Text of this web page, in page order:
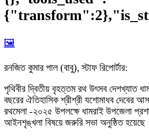
🖼️
রনজিত কুমার পাল (বাবু), স্টাফ রিপোর্টার:
পৃথিবীর দ্বিতীয় বৃহত্তম রথ উৎসব দেশখ্যাত
বছরের ঐতিহাসিক শ্রীশ্রী যশোমাধব দেবের
রথমেলা -২০২৫ উপলক্ষে ধামরাই উপজেলা
আইনশৃঙ্খলা বিষয়ে জরুরি সভা অনুষ্ঠিত হয়েছে